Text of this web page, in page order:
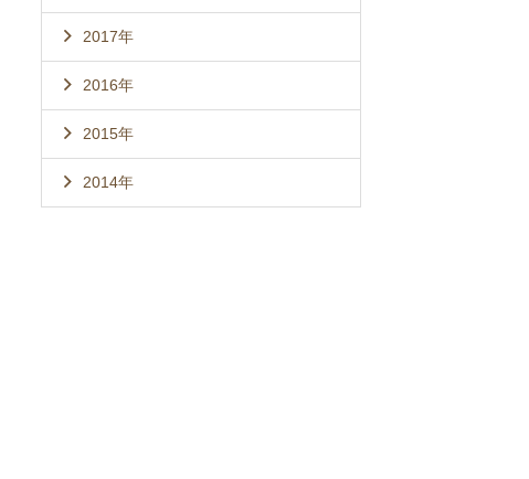
2017年
2016年
2015年
2014年